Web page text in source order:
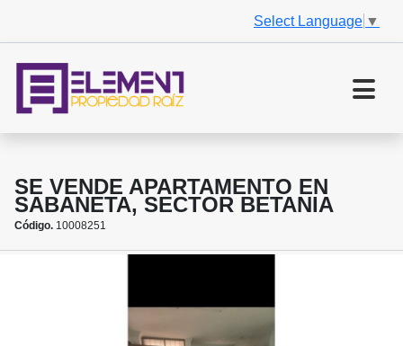
Select Language ▼
SE VENDE APARTAMENTO EN
SABANETA, SECTOR BETANIA
Código. 10008251